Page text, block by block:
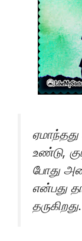
உண்டு,
போது
என்பது
தருகிறது.